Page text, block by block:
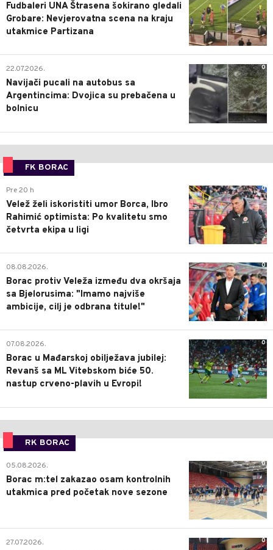
Fudbaleri UNA Štrasena šokirano gledali
Grobare: Nevjerovatna scena na kraju
utakmice Partizana
0
22.07.2026.
Navijači pucali na autobus sa
Argentincima: Dvojica su prebačena u
bolnicu
FK BORAC
0
Pre 20 h
Velež želi iskoristiti umor Borca, Ibro
Rahimić optimista: Po kvalitetu smo
četvrta ekipa u ligi
0
08.08.2026.
Borac protiv Veleža između dva okršaja
sa Bjelorusima: "Imamo najviše
ambicije, cilj je odbrana titule!"
0
07.08.2026.
Borac u Mađarskoj obilježava jubilej:
Revanš sa ML Vitebskom biće 50.
nastup crveno-plavih u Evropi!
RK BORAC
0
05.08.2026.
Borac m:tel zakazao osam kontrolnih
utakmica pred početak nove sezone
0
27.07.2026.